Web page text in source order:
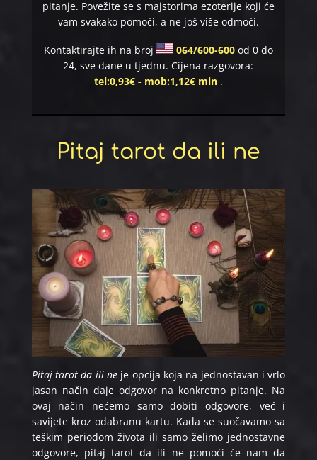
pitanje. Povežite se s majstorima ezoterije koji će
vam svakako pomoći, a ne još više odmoći.​
Kontaktirajte ih na broj 064/600-600 od 0 do
24, sve dane u tjednu. Cijena razgovora:
tel:0,93€ - mob:1,12€ min .
Pitaj tarot da ili ne
Pitaj tarot da ili ne je opcija koja na jednostavan i vrlo
jasan način daje odgovor na konkretno pitanje. Na
ovaj način nećemo samo dobiti odgovore, već i
savijete kroz odabranu kartu. Kada se suočavamo sa
teškim periodom života ili samo želimo jednostavne
odgovore, pitaj tarot da ili ne pomoći će nam da